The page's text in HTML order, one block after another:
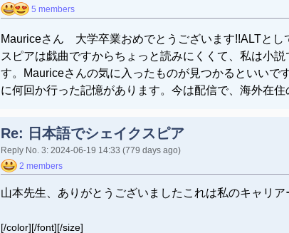
5 members
Mauriceさん 大学卒業おめでとうございます!!ALTとし
スピアは戯曲ですからちょっと読みにくくて、私は小
す。Mauriceさんの気に入ったものが見つかるといい
に何回か行った記憶があります。今は配信で、海外在住
Re: 日本語でシェイクスピア
Reply No. 3: 2024-06-19 14:33(779 days ago)
2 members
山本先生、ありがとうございましたこれは私のキャリア
[/color][/font][/size]